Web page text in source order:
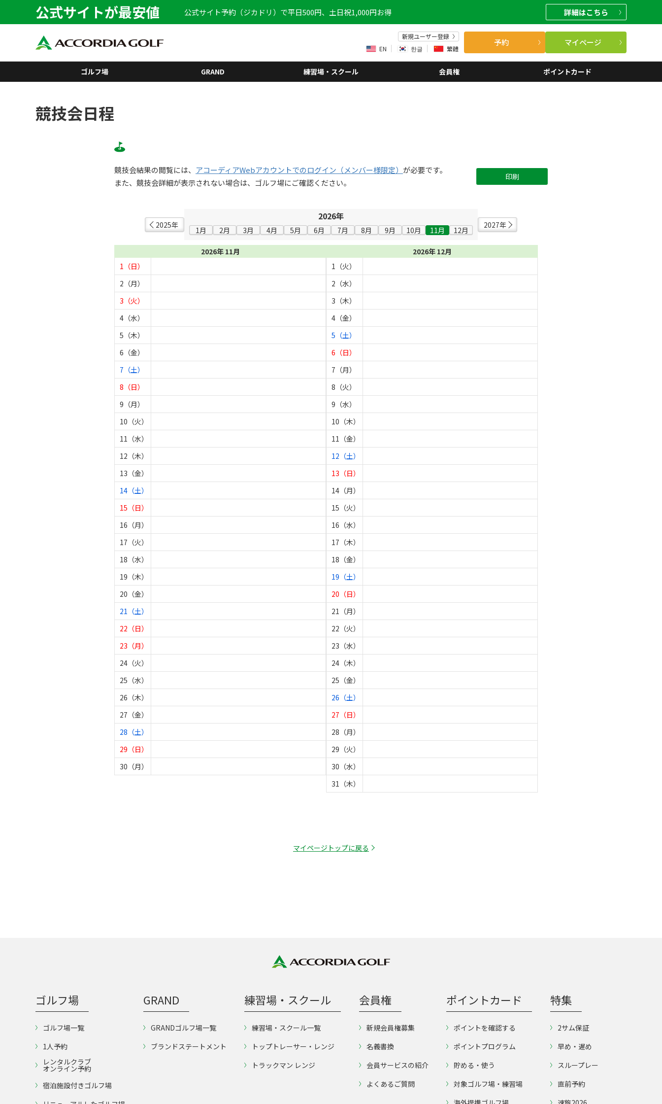
公式サイトが最安値 公式サイト予約（ジカドリ）で平日500円、土日祝1,000円お得 詳細はこちら
新規ユーザー登録
EN
한글 繁體
予約 マイページ
ゴルフ場 GRAND 練習場・スクール 会員権 ポイントカード
競技会日程
競技会結果の閲覧には、 アコーディアWebアカウントでのログイン（メンバー様限定） が必要です。
また、競技会詳細が表示されない場合は、ゴルフ場にご確認ください。
印刷
2025年
2026年
1月 2月 3月 4月 5月 6月 7月 8月 9月 10月 11月 12月
2027年
2026年 11月
1（日）
2（月）
3（火）
4（水）
5（木）
6（金）
7（土）
8（日）
9（月）
10（火）
11（水）
12（木）
13（金）
14（土）
15（日）
16（月）
17（火）
18（水）
19（木）
20（金）
21（土）
22（日）
23（月）
24（火）
25（水）
26（木）
27（金）
28（土）
29（日）
30（月）
2026年 12月
1（火）
2（水）
3（木）
4（金）
5（土）
6（日）
7（月）
8（火）
9（水）
10（木）
11（金）
12（土）
13（日）
14（月）
15（火）
16（水）
17（木）
18（金）
19（土）
20（日）
21（月）
22（火）
23（水）
24（木）
25（金）
26（土）
27（日）
28（月）
29（火）
30（水）
31（木）
マイページトップに戻る
ゴルフ場
ゴルフ場一覧
1人予約
レンタルクラブ
オンライン予約
宿泊施設付きゴルフ場
GRAND
GRANDゴルフ場一覧
ブランドステートメント
練習場・スクール
練習場・スクール一覧
トップトレーサー・レンジ
トラックマン レンジ
会員権
新規会員権募集
名義書換
会員サービスの紹介
よくあるご質問
ポイントカード
ポイントを確認する
ポイントプログラム
貯める・使う
対象ゴルフ場・練習場
特集
2サム保証
早め・遅め
スループレー
直前予約